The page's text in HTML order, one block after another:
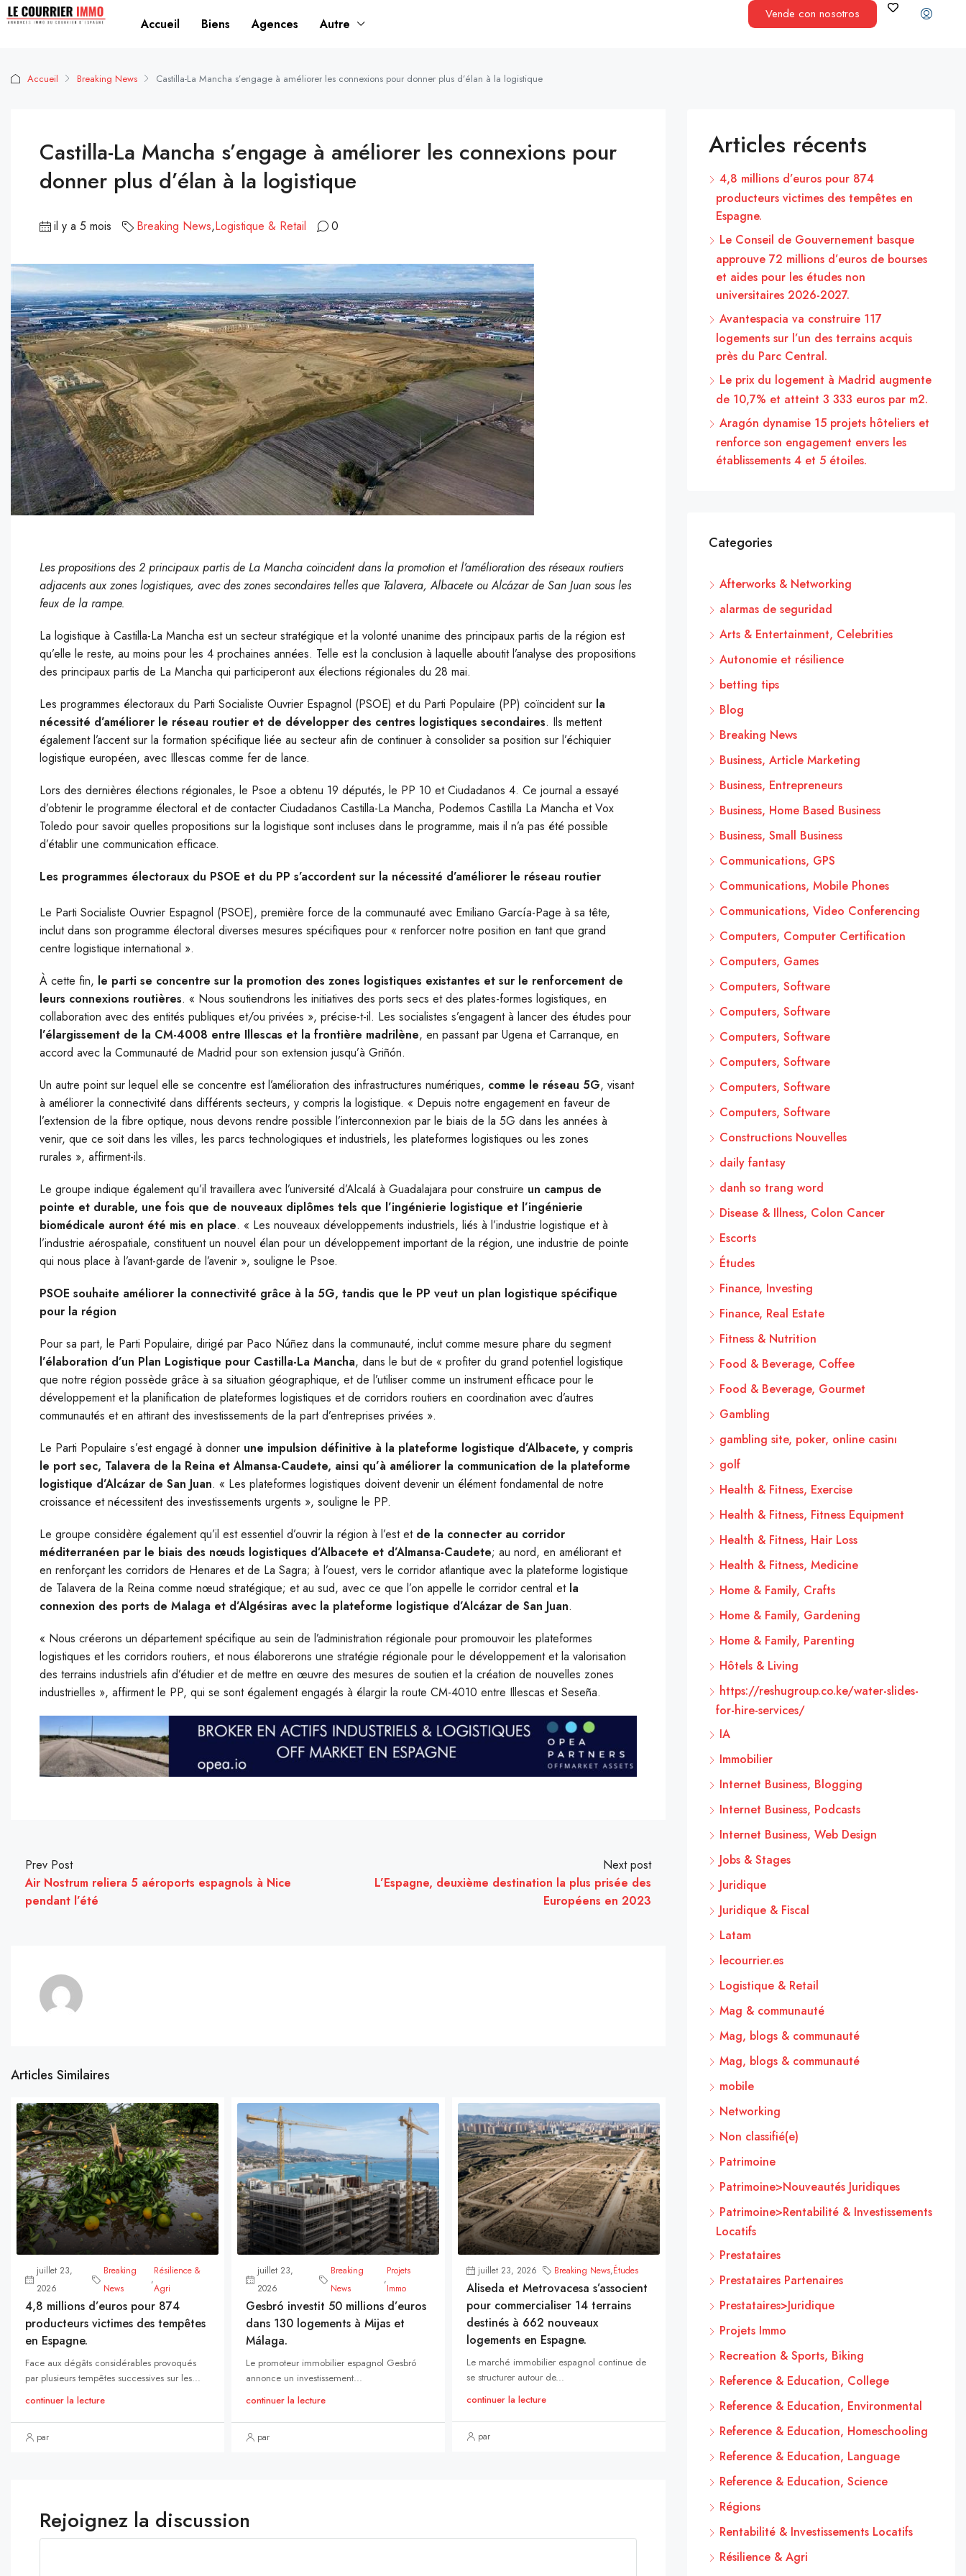
Accueil Biens Agences Autre
Vende con nosotros
Accueil Breaking News Castilla-La Mancha s’engage à améliorer les connexions pour donner plus d’élan à la logistique
Castilla-La Mancha s’engage à améliorer les connexions pour
donner plus d’élan à la logistique
il y a 5 mois Breaking News,Logistique & Retail 0
Les propositions des 2 principaux partis de La Mancha coïncident dans la promotion et l’amélioration des réseaux routiers
adjacents aux zones logistiques, avec des zones secondaires telles que Talavera, Albacete ou Alcázar de San Juan sous les
feux de la rampe.
La logistique à Castilla-La Mancha est un secteur stratégique et la volonté unanime des principaux partis de la région est
qu’elle le reste, au moins pour les 4 prochaines années. Telle est la conclusion à laquelle aboutit l’analyse des propositions
des principaux partis de La Mancha qui participeront aux élections régionales du 28 mai.
Les programmes électoraux du Parti Socialiste Ouvrier Espagnol (PSOE) et du Parti Populaire (PP) coïncident sur la
nécessité d’améliorer le réseau routier et de développer des centres logistiques secondaires. Ils mettent
également l’accent sur la formation spécifique liée au secteur afin de continuer à consolider sa position sur l’échiquier
logistique européen, avec Illescas comme fer de lance.
Lors des dernières élections régionales, le Psoe a obtenu 19 députés, le PP 10 et Ciudadanos 4. Ce journal a essayé
d’obtenir le programme électoral et de contacter Ciudadanos Castilla-La Mancha, Podemos Castilla La Mancha et Vox
Toledo pour savoir quelles propositions sur la logistique sont incluses dans le programme, mais il n’a pas été possible
d’établir une communication efficace.
Les programmes électoraux du PSOE et du PP s’accordent sur la nécessité d’améliorer le réseau routier
Le Parti Socialiste Ouvrier Espagnol (PSOE), première force de la communauté avec Emiliano García-Page à sa tête,
inclut dans son programme électoral diverses mesures spécifiques pour « renforcer notre position en tant que grand
centre logistique international ».
À cette fin, le parti se concentre sur la promotion des zones logistiques existantes et sur le renforcement de
leurs connexions routières. « Nous soutiendrons les initiatives des ports secs et des plates-formes logistiques, en
collaboration avec des entités publiques et/ou privées », précise-t-il. Les socialistes s’engagent à lancer des études pour
l’élargissement de la CM-4008 entre Illescas et la frontière madrilène, en passant par Ugena et Carranque, en
accord avec la Communauté de Madrid pour son extension jusqu’à Griñón.
Un autre point sur lequel elle se concentre est l’amélioration des infrastructures numériques, comme le réseau 5G, visant
à améliorer la connectivité dans différents secteurs, y compris la logistique. « Depuis notre engagement en faveur de
l’extension de la fibre optique, nous devons rendre possible l’interconnexion par le biais de la 5G dans les années à
venir, que ce soit dans les villes, les parcs technologiques et industriels, les plateformes logistiques ou les zones
rurales », affirment-ils.
Le groupe indique également qu’il travaillera avec l’université d’Alcalá à Guadalajara pour construire un campus de
pointe et durable, une fois que de nouveaux diplômes tels que l’ingénierie logistique et l’ingénierie
biomédicale auront été mis en place. « Les nouveaux développements industriels, liés à l’industrie logistique et à
l’industrie aérospatiale, constituent un nouvel élan pour un développement important de la région, une industrie de pointe
qui nous place à l’avant-garde de l’avenir », souligne le Psoe.
PSOE souhaite améliorer la connectivité grâce à la 5G, tandis que le PP veut un plan logistique spécifique
pour la région
Pour sa part, le Parti Populaire, dirigé par Paco Núñez dans la communauté, inclut comme mesure phare du segment
l’élaboration d’un Plan Logistique pour Castilla-La Mancha, dans le but de « profiter du grand potentiel logistique
que notre région possède grâce à sa situation géographique, et de l’utiliser comme un instrument efficace pour le
développement et la planification de plateformes logistiques et de corridors routiers en coordination avec d’autres
communautés et en attirant des investissements de la part d’entreprises privées ».
Le Parti Populaire s’est engagé à donner une impulsion définitive à la plateforme logistique d’Albacete, y compris
le port sec, Talavera de la Reina et Almansa-Caudete, ainsi qu’à améliorer la communication de la plateforme
logistique d’Alcázar de San Juan. « Les plateformes logistiques doivent devenir un élément fondamental de notre
croissance et nécessitent des investissements urgents », souligne le PP.
Le groupe considère également qu’il est essentiel d’ouvrir la région à l’est et de la connecter au corridor
méditerranéen par le biais des nœuds logistiques d’Albacete et d’Almansa-Caudete; au nord, en améliorant et
en renforçant les corridors de Henares et de La Sagra; à l’ouest, vers le corridor atlantique avec la plateforme logistique
de Talavera de la Reina comme nœud stratégique; et au sud, avec ce que l’on appelle le corridor central et la
connexion des ports de Malaga et d’Algésiras avec la plateforme logistique d’Alcázar de San Juan.
« Nous créerons un département spécifique au sein de l’administration régionale pour promouvoir les plateformes
logistiques et les corridors routiers, et nous élaborerons une stratégie régionale pour le développement et la valorisation
des terrains industriels afin d’étudier et de mettre en œuvre des mesures de soutien et la création de nouvelles zones
industrielles », affirment le PP, qui se sont également engagés à élargir la route CM-4010 entre Illescas et Seseña.
Prev Post
Air Nostrum reliera 5 aéroports espagnols à Nice
pendant l’été
Next post
L’Espagne, deuxième destination la plus prisée des
Européens en 2023
Articles Similaires
juillet 23,
2026
Breaking
News
,
Résilience &
Agri
4,8 millions d’euros pour 874
producteurs victimes des tempêtes
en Espagne.
Face aux dégâts considérables provoqués
par plusieurs tempêtes successives sur les...
continuer la lecture
par
juillet 23,
2026
Breaking
News
,
Projets
Immo
Gesbró investit 50 millions d’euros
dans 130 logements à Mijas et
Málaga.
Le promoteur immobilier espagnol Gesbró
annonce un investissement...
continuer la lecture
par
juillet 23, 2026 Breaking News,Études
Aliseda et Metrovacesa s’associent
pour commercialiser 14 terrains
destinés à 662 nouveaux
logements en Espagne.
Le marché immobilier espagnol continue de
se structurer autour de...
continuer la lecture
par
Rejoignez la discussion
Articles récents
4,8 millions d’euros pour 874
producteurs victimes des tempêtes en
Espagne.
Le Conseil de Gouvernement basque
approuve 72 millions d’euros de bourses
et aides pour les études non
universitaires 2026-2027.
Avantespacia va construire 117
logements sur l’un des terrains acquis
près du Parc Central.
Le prix du logement à Madrid augmente
de 10,7% et atteint 3 333 euros par m2.
Aragón dynamise 15 projets hôteliers et
renforce son engagement envers les
établissements 4 et 5 étoiles.
Categories
Afterworks & Networking
alarmas de seguridad
Arts & Entertainment, Celebrities
Autonomie et résilience
betting tips
Blog
Breaking News
Business, Article Marketing
Business, Entrepreneurs
Business, Home Based Business
Business, Small Business
Communications, GPS
Communications, Mobile Phones
Communications, Video Conferencing
Computers, Computer Certification
Computers, Games
Computers, Software
Computers, Software
Computers, Software
Computers, Software
Computers, Software
Computers, Software
Constructions Nouvelles
daily fantasy
danh so trang word
Disease & Illness, Colon Cancer
Escorts
Études
Finance, Investing
Finance, Real Estate
Fitness & Nutrition
Food & Beverage, Coffee
Food & Beverage, Gourmet
Gambling
gambling site, poker, online casinı
golf
Health & Fitness, Exercise
Health & Fitness, Fitness Equipment
Health & Fitness, Hair Loss
Health & Fitness, Medicine
Home & Family, Crafts
Home & Family, Gardening
Home & Family, Parenting
Hôtels & Living
https://reshugroup.co.ke/water-slides-
for-hire-services/
IA
Immobilier
Internet Business, Blogging
Internet Business, Podcasts
Internet Business, Web Design
Jobs & Stages
Juridique
Juridique & Fiscal
Latam
lecourrier.es
Logistique & Retail
Mag & communauté
Mag, blogs & communauté
Mag, blogs & communauté
mobile
Networking
Non classifié(e)
Patrimoine
Patrimoine>Nouveautés Juridiques
Patrimoine>Rentabilité & Investissements
Locatifs
Prestataires
Prestataires Partenaires
Prestataires>Juridique
Projets Immo
Recreation & Sports, Biking
Reference & Education, College
Reference & Education, Environmental
Reference & Education, Homeschooling
Reference & Education, Language
Reference & Education, Science
Régions
Rentabilité & Investissements Locatifs
Résilience & Agri